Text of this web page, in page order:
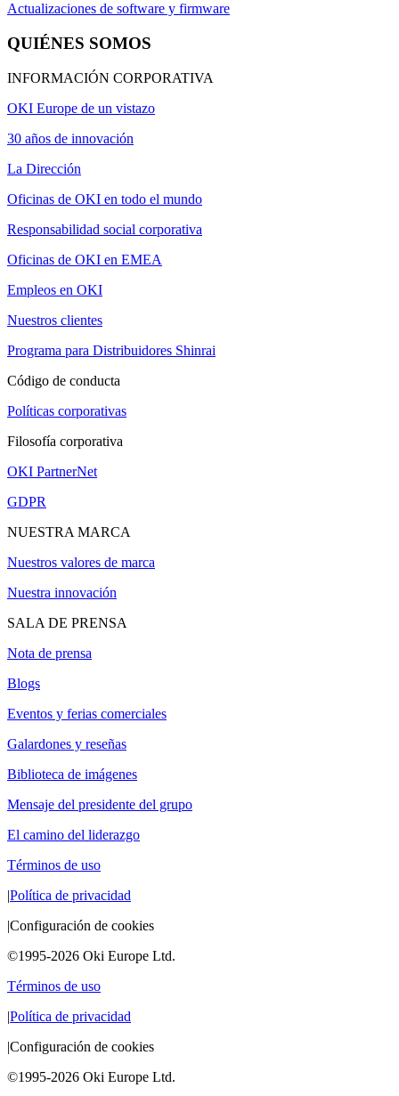
Actualizaciones de software y firmware
QUIÉNES SOMOS
INFORMACIÓN CORPORATIVA
OKI Europe de un vistazo
30 años de innovación
La Dirección
Oficinas de OKI en todo el mundo
Responsabilidad social corporativa
Oficinas de OKI en EMEA
Empleos en OKI
Nuestros clientes
Programa para Distribuidores Shinrai
Código de conducta
Políticas corporativas
Filosofía corporativa
OKI PartnerNet
GDPR
NUESTRA MARCA
Nuestros valores de marca
Nuestra innovación
SALA DE PRENSA
Nota de prensa
Blogs
Eventos y ferias comerciales
Galardones y reseñas
Biblioteca de imágenes
Mensaje del presidente del grupo
El camino del liderazgo
Términos de uso
|Política de privacidad
|Configuración de cookies
©1995-2026 Oki Europe Ltd.
Términos de uso
|Política de privacidad
|Configuración de cookies
©1995-2026 Oki Europe Ltd.